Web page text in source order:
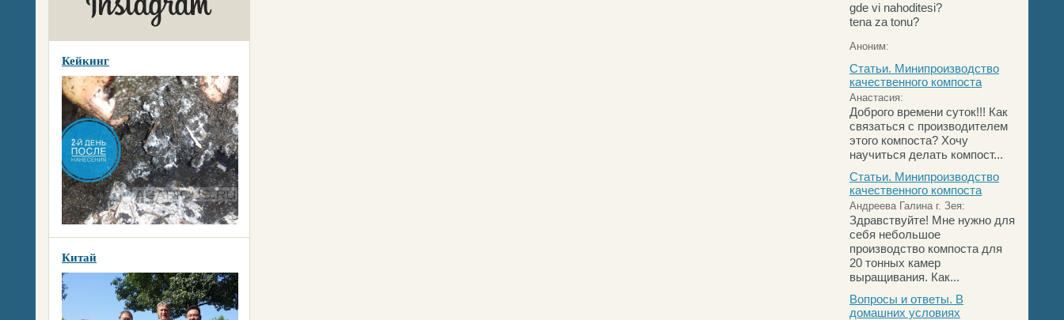
Кейкинг
Китай
gde vi nahoditesi?
tena za tonu?
Аноним:
Статьи. Минипроизводство
качественного компоста
Анастасия:
Доброго времени суток!!! Как
связаться с производителем
этого компоста? Хочу
научиться делать компост...
Статьи. Минипроизводство
качественного компоста
Андреева Галина г. Зея:
Здравствуйте! Мне нужно для
себя небольшое
производство компоста для
20 тонных камер
выращивания. Как...
Вопросы и ответы. В
домашних условиях